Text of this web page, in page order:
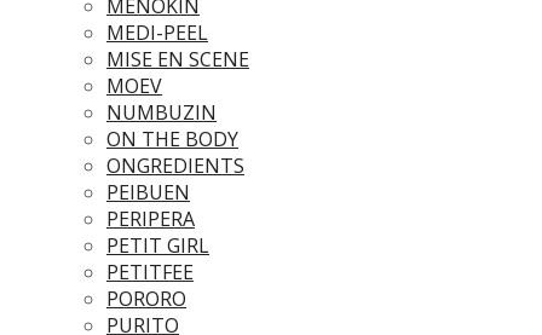
MENOKIN
MEDI-PEEL
MISE EN SCENE
MOEV
NUMBUZIN
ON THE BODY
ONGREDIENTS
PEIBUEN
PERIPERA
PETIT GIRL
PETITFEE
PORORO
PURITO